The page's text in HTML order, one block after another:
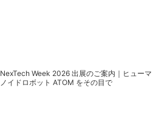
NexTech Week 2026 出展のご案内｜ヒューマ
ノイドロボット ATOM をその目で